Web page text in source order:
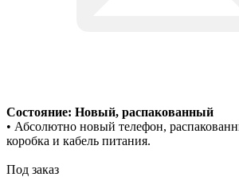
Состояние: Новый, распакованный
• Абсолютно новый телефон,
коробка и кабель питания.
Под заказ